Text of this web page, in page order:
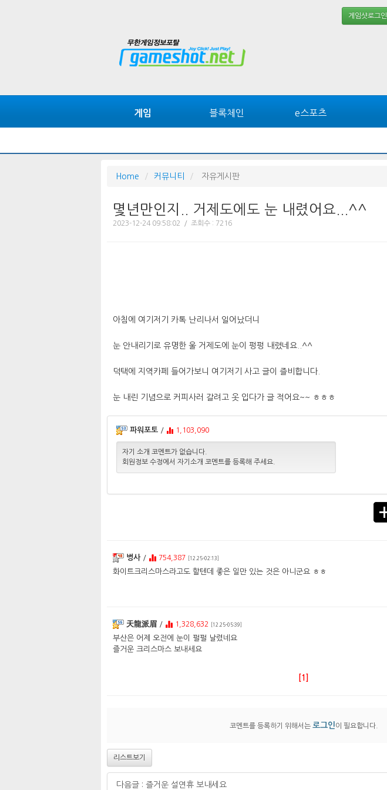
게임샷로그인
게임 블록체인 e스포츠
Home 커뮤니티 자유게시판
몇년만인지.. 거제도에도 눈 내렸어요...^^
2023-12-24 09:58:02 / 조회수 : 7216
아침에 여기저기 카톡 난리나서 일어났더니
눈 안내리기로 유명한 울 거제도에 눈이 펑펑 내렸네요..^^
덕택에 지역카페 들어가보니 여기저기 사고 글이 즐비합니다.
눈 내린 기념으로 커피사러 갈려고 옷 입다가 글 적어요~~ ㅎㅎㅎ
파워포토 / 1,103,090
자기 소개 코멘트가 없습니다.
회원정보 수정에서 자기소개 코멘트를 등록해 주세요.
병사/ 754,387 [12.25-02:13]
화이트크리스마스라고도 할텐데 좋은 일만 있는 것은 아니군요 ㅎㅎ
天龍派眉 / 1,328,632 [12.25-05:39]
부산은 어제 오전에 눈이 펄펄 날렸네요
즐거운 크리스마스 보내세요
[1]
코멘트를 등록하기 위해서는 로그인이 필요합니다.
리스트보기
다음글 : 즐거운 설연휴 보내세요